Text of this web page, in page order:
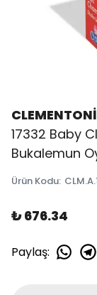
CLEMENTONİ
17332 Baby
Bukalemun
Ürün Kodu:
₺ 676.34
Paylaş: